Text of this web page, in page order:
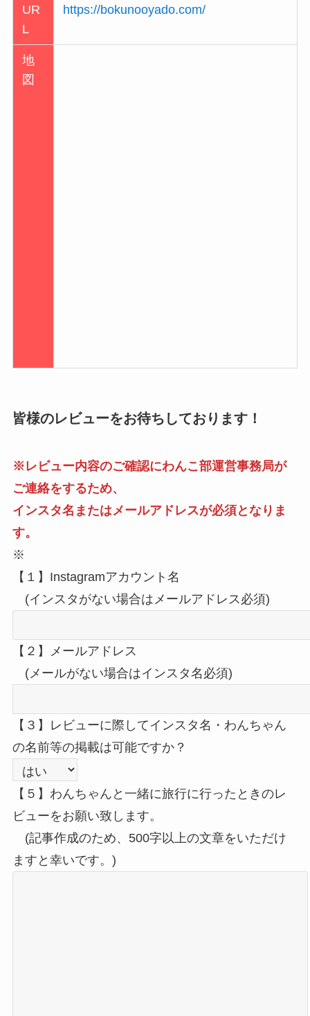
UR
L
https://bokunooyado.com/
地
図
皆様のレビューをお待ちしております！
※レビュー内容のご確認にわんこ部運営事務局が
ご連絡をするため、
インスタ名またはメールアドレスが必須となりま
す。
※
【１】Instagramアカウント名
(インスタがない場合はメールアドレス必須)
【２】メールアドレス
(メールがない場合はインスタ名必須)
【３】レビューに際してインスタ名・わんちゃん
の名前等の掲載は可能ですか？
【５】わんちゃんと一緒に旅行に行ったときのレ
ビューをお願い致します。
(記事作成のため、500字以上の文章をいただけ
ますと幸いです。)